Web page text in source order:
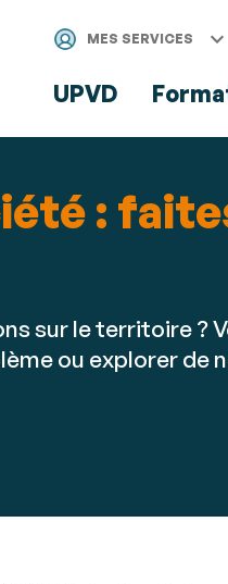
au
MES SERVICES
UPVD
:
sur le territoire
ou explorer de